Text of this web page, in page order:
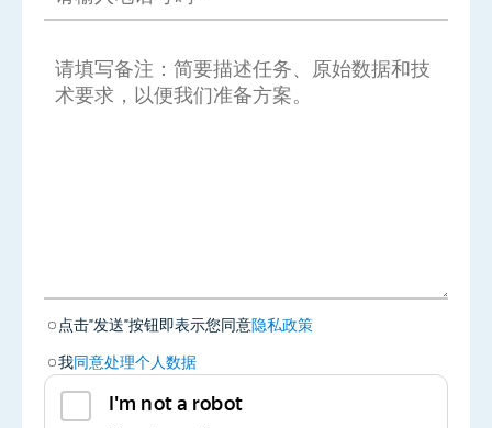
点击"发送"按钮即表示您同意隐私政策
我同意处理个人数据